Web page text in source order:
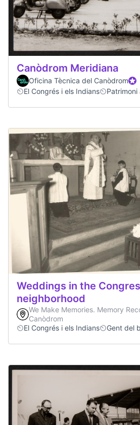
Canòdrom Meridiana
Oficina Tècnica del Canòdrom
El Congrés i els Indians
Weddings in the
neighborhood
We Make Memories. Memory
Canòdrom
El Congrés i els Indians
Gent del